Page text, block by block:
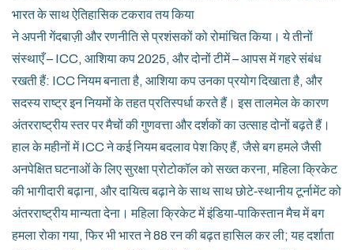
भारत के साथ ऐतिहासिक टकराव तय किया
ने अपनी गेंदबाज़ी और रणनीति से प्रशंसकों को रोमांचित किया। ये तीनों
संस्थाएँ – ICC, आशिया कप 2025, और दोनों टीमें – आपस में गहरे संबंध
रखती हैं: ICC नियम बनाता है, आशिया कप उनका प्रयोग दिखाता है, और
सदस्य राष्ट्र इन नियमों के तहत प्रतिस्पर्धा करते हैं। इस तालमेल के कारण
अंतरराष्ट्रीय स्तर पर मैचों की गुणवत्ता और दर्शकों का उत्साह दोनों बढ़ते हैं।
हाल के महीनों में ICC ने कई नियम बदलाव पेश किए हैं, जैसे बग हमले जैसी
अनपेक्षित घटनाओं के लिए सुरक्षा प्रोटोकॉल को सख्त करना, महिला क्रिकेट
की भागीदारी बढ़ाना, और दायित्व बढ़ाने के साथ साथ छोटे‑स्थानीय टूर्नामेंट को
अंतरराष्ट्रीय मान्यता देना। महिला क्रिकेट में इंडिया‑पाकिस्तान मैच में बग
हमला रोका गया, फिर भी भारत ने 88 रन की बढ़त हासिल कर ली; यह दर्शाता